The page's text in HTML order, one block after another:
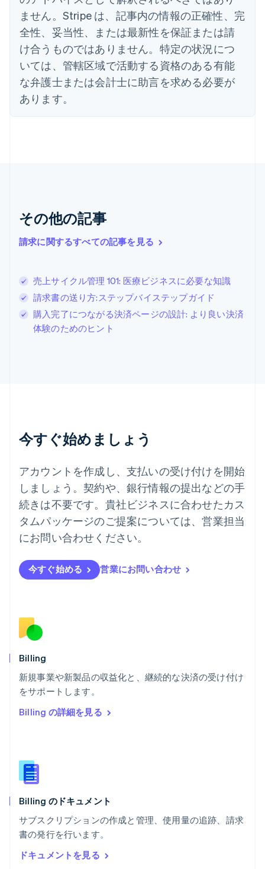
ません。Stripe は、記事内の情報の正確性、完
全性、妥当性、または最新性を保証または請
け合うものではありません。特定の状況につ
いては、管轄区域で活動する資格のある有能
な弁護士または会計士に助言を求める必要が
あります。
その他の記事
請求に関するすべての記事を見る
売上サイクル管理 101: 医療ビジネスに必要な知識
請求書の送り方:ステップバイステップガイド
購入完了につながる決済ページの設計: より良い決済
体験のためのヒント
今すぐ始めましょう
アカウントを作成し、支払いの受け付けを開始
しましょう。契約や、銀行情報の提出などの手
続きは不要です。貴社ビジネスに合わせたカス
タムパッケージのご提案については、営業担当
にお問い合わせください。
今すぐ始める 営業にお問い合わせ
Billing
新規事業や新製品の収益化と、継続的な決済の受け付け
をサポートします。
Billing の詳細を見る
Billing のドキュメント
サブスクリプションの作成と管理、使用量の追跡、請求
書の発行を行います。
ドキュメントを見る
エストニア
English
オーストラリア
English
オーストリア
DeutschEnglish
オランダ
NederlandsEnglish
カナダ
English
シンガポール
スイス
SvenskaEnglish
スペイン
Español English
スロバキア
English
ドイツ
ニュージーランド
English
ノルウェー
English
ハンガリー
English
フィンランド
ブラジル
PortuguêsEnglish
フランス
ベルギー
Nederlands
ポーランド
English
ポルトガル
Português English
English
Español
ラトビア
リトアニア
リヒテンシュタイン
DeutschEnglish
ルーマニア
English